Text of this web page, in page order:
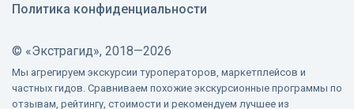
Политика конфиденциальности
© «Экстрагид», 2018—2026
Мы агрегируем экскурсии туроператоров, маркетплейсов и
частных гидов. Сравниваем похожие экскурсионные программы по
отзывам, рейтингу, стоимости и рекомендуем лучшее из